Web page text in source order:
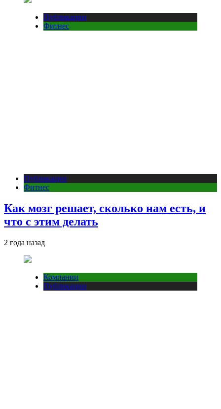
Публикации
Фитнес
Публикации
Фитнес
Как мозг решает, сколько нам есть, и
что с этим делать
2 года назад
Компании
Публикации